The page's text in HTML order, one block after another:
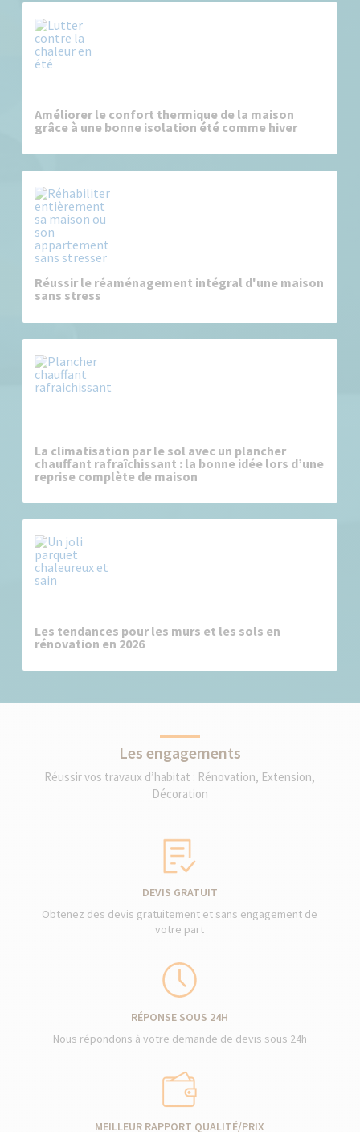
Améliorer le confort thermique de la maison
grâce à une bonne isolation été comme hiver
Réussir le réaménagement intégral d'une maison
sans stress
La climatisation par le sol avec un plancher
chauffant rafraîchissant : la bonne idée lors d’une
reprise complète de maison
Les tendances pour les murs et les sols en
rénovation en 2026
Les engagements
Réussir vos travaux d’habitat : Rénovation, Extension,
Décoration
DEVIS GRATUIT
Obtenez des devis gratuitement et sans engagement de
votre part
RÉPONSE SOUS 24H
Nous répondons à votre demande de devis sous 24h
MEILLEUR RAPPORT QUALITÉ/PRIX